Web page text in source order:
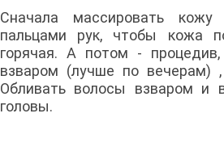
Сначала массировать
пальцами рук, чтобы кожа
горячая. А потом -
взваром (лучше по вечерам)
Обливать волосы взваром и
головы.